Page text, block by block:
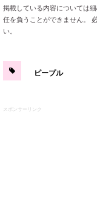
掲載している内容については
任を負うことができません。
い。
ピープル
スポンサーリンク